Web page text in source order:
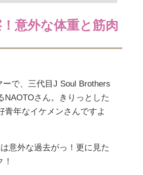
意外な体重と筋肉
ーで、三代目J Soul Brothers
NAOTOさん。きりっとした
青年なイケメンさんですよ
意外な過去がっ！更に見た